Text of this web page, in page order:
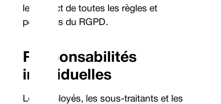
le respect de toutes les règles et
politiques du RGPD.
Responsabilités
individuelles
Les employés, les sous-traitants et les